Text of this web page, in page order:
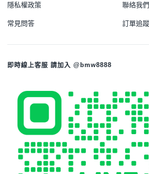
隱私權政策
常見問答
聯絡我們
訂單追蹤
即時線上客服 請加入 @bmw8888